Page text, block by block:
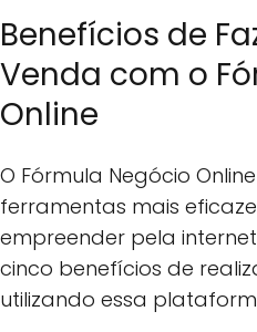
Benefícios de
Venda com o
Online
O Fórmula Negócio
ferramentas mais
empreender pela
cinco benefícios de
utilizando essa